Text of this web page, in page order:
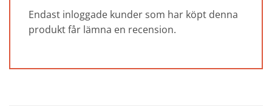
Endast inloggade kunder som har köpt denna
produkt får lämna en recension.